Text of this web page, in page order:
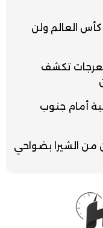
العالم ولن
العرجات تكشف
أمام جنوب
تهريب أكثر من 7 أطنان من الشيرا بضواحي